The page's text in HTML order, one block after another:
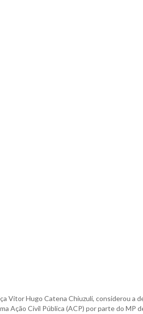
Vitor Hugo Catena Chiuzuli, considerou a
Ação Civil Pública (ACP) por parte do MP